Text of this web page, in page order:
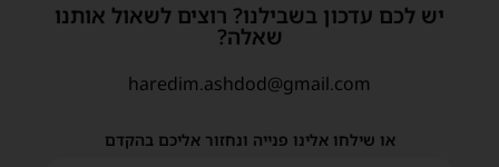
יש לכם עדכון בשבילנו? רוצים לשאול אותנו
שאלה?
haredim.ashdod@gmail.com
או שילחו אלינו פנייה ונחזור אליכם בהקדם